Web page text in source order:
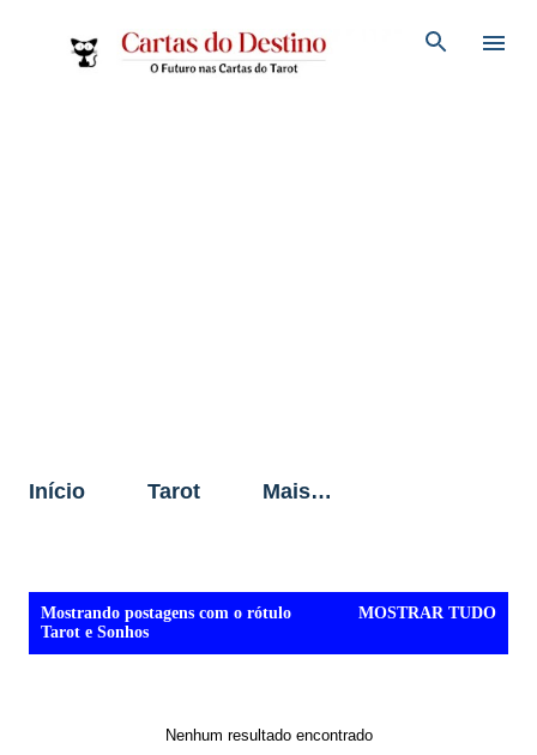
Pular para o conteúdo principal
Início Tarot Mais…
Mostrando postagens com o rótulo
Tarot e Sonhos
MOSTRAR TUDO
Nenhum resultado encontrado